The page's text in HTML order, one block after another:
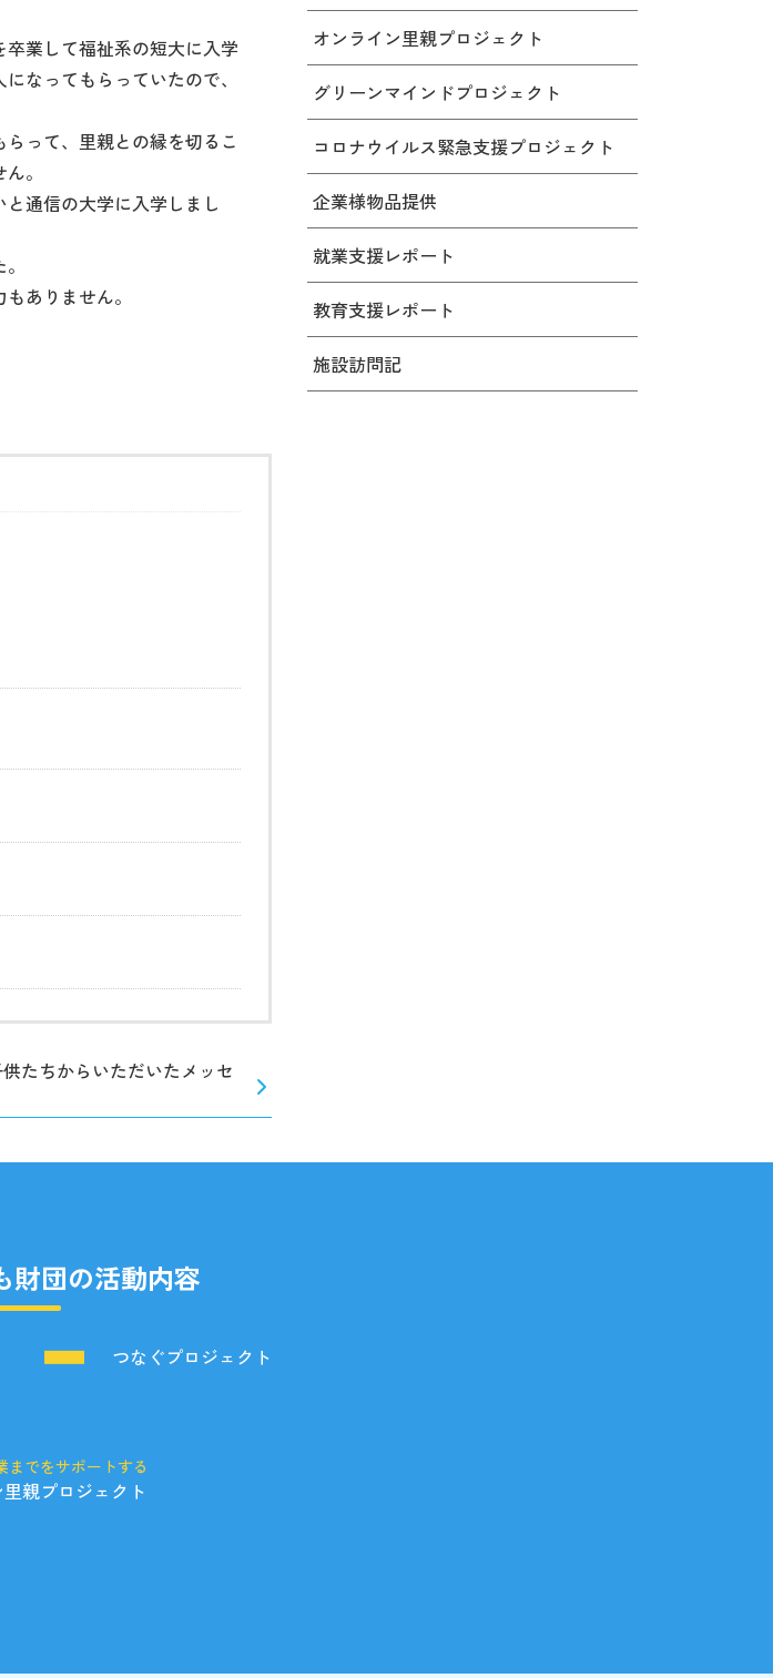
業して福祉系の短大に入学
なってもらっていたので、
って、里親との縁を切るこ
。
通信の大学に入学しまし
ありません。
たちからいただいたメッセ
オンライン里親プロジェクト
グリーンマインドプロジェクト
コロナウイルス緊急支援プロジェクト
企業様物品提供
就業支援レポート
教育支援レポート
施設訪問記
財団の活動内容
つなぐプロジェクト
までをサポートする
親プロジェクト